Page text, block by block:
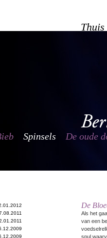
De
Als het
van een
spul
Thuis
Spinsels De oude